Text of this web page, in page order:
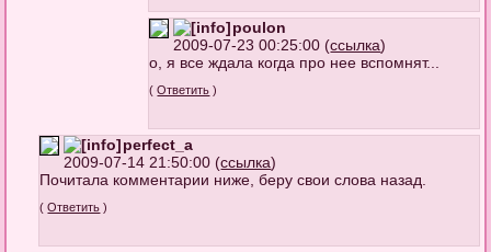
poulon
2009-07-23 00:25:00 (ссылка)
о, я все ждала когда про нее вспомнят...
(Ответить )
perfect_a
2009-07-14 21:50:00 (ссылка)
Почитала комментарии ниже, беру свои слова назад.
(Ответить )